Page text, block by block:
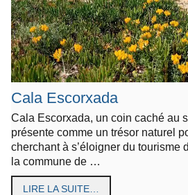
Cala Escorxada
Cala Escorxada, un coin caché au
présente comme un trésor naturel
cherchant à s’éloigner du tourisme
la commune de …
LIRE LA SUITE…